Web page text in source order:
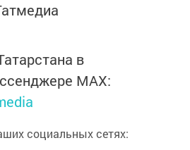
в
MАХ:
социальных сетях: